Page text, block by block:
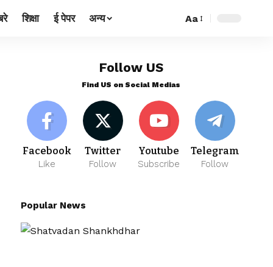
शिक्षा ई पेपर अन्य Aa
Follow US
Find US on Social Medias
Facebook
Like
Twitter
Follow
Youtube
Subscribe
Telegram
Follow
Popular News